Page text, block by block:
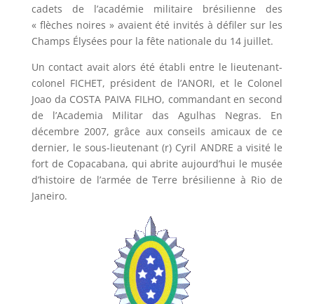
cadets de l’académie militaire brésilienne des
« flèches noires » avaient été invités à défiler sur les
Champs Élysées pour la fête nationale du 14 juillet.
Un contact avait alors été établi entre le lieutenant-
colonel FICHET, président de l’ANORI, et le Colonel
Joao da COSTA PAIVA FILHO, commandant en second
de l’Academia Militar das Agulhas Negras. En
décembre 2007, grâce aux conseils amicaux de ce
dernier, le sous-lieutenant (r) Cyril ANDRE a visité le
fort de Copacabana, qui abrite aujourd’hui le musée
d’histoire de l’armée de Terre brésilienne à Rio de
Janeiro.